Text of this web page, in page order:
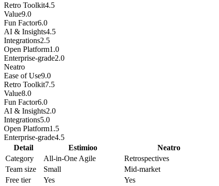
Retro Toolkit4.5
Value9.0
Fun Factor6.0
AI & Insights4.5
Integrations2.5
Open Platform1.0
Enterprise-grade2.0
Neatro
Ease of Use9.0
Retro Toolkit7.5
Value8.0
Fun Factor6.0
AI & Insights2.0
Integrations5.0
Open Platform1.5
Enterprise-grade4.5
Detail
Estimioo
Neatro
Category
All-in-One Agile
Retrospectives
Team size
Small
Mid-market
Free tier
Yes Yes